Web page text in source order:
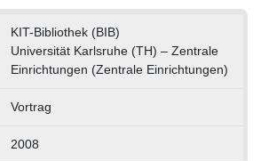
KIT-Bibliothek (BIB)
Universität Karlsruhe (TH) – Zentrale
Einrichtungen (Zentrale Einrichtungen)
Vortrag
2008